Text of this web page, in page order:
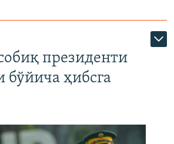
президенти
ҳибсга